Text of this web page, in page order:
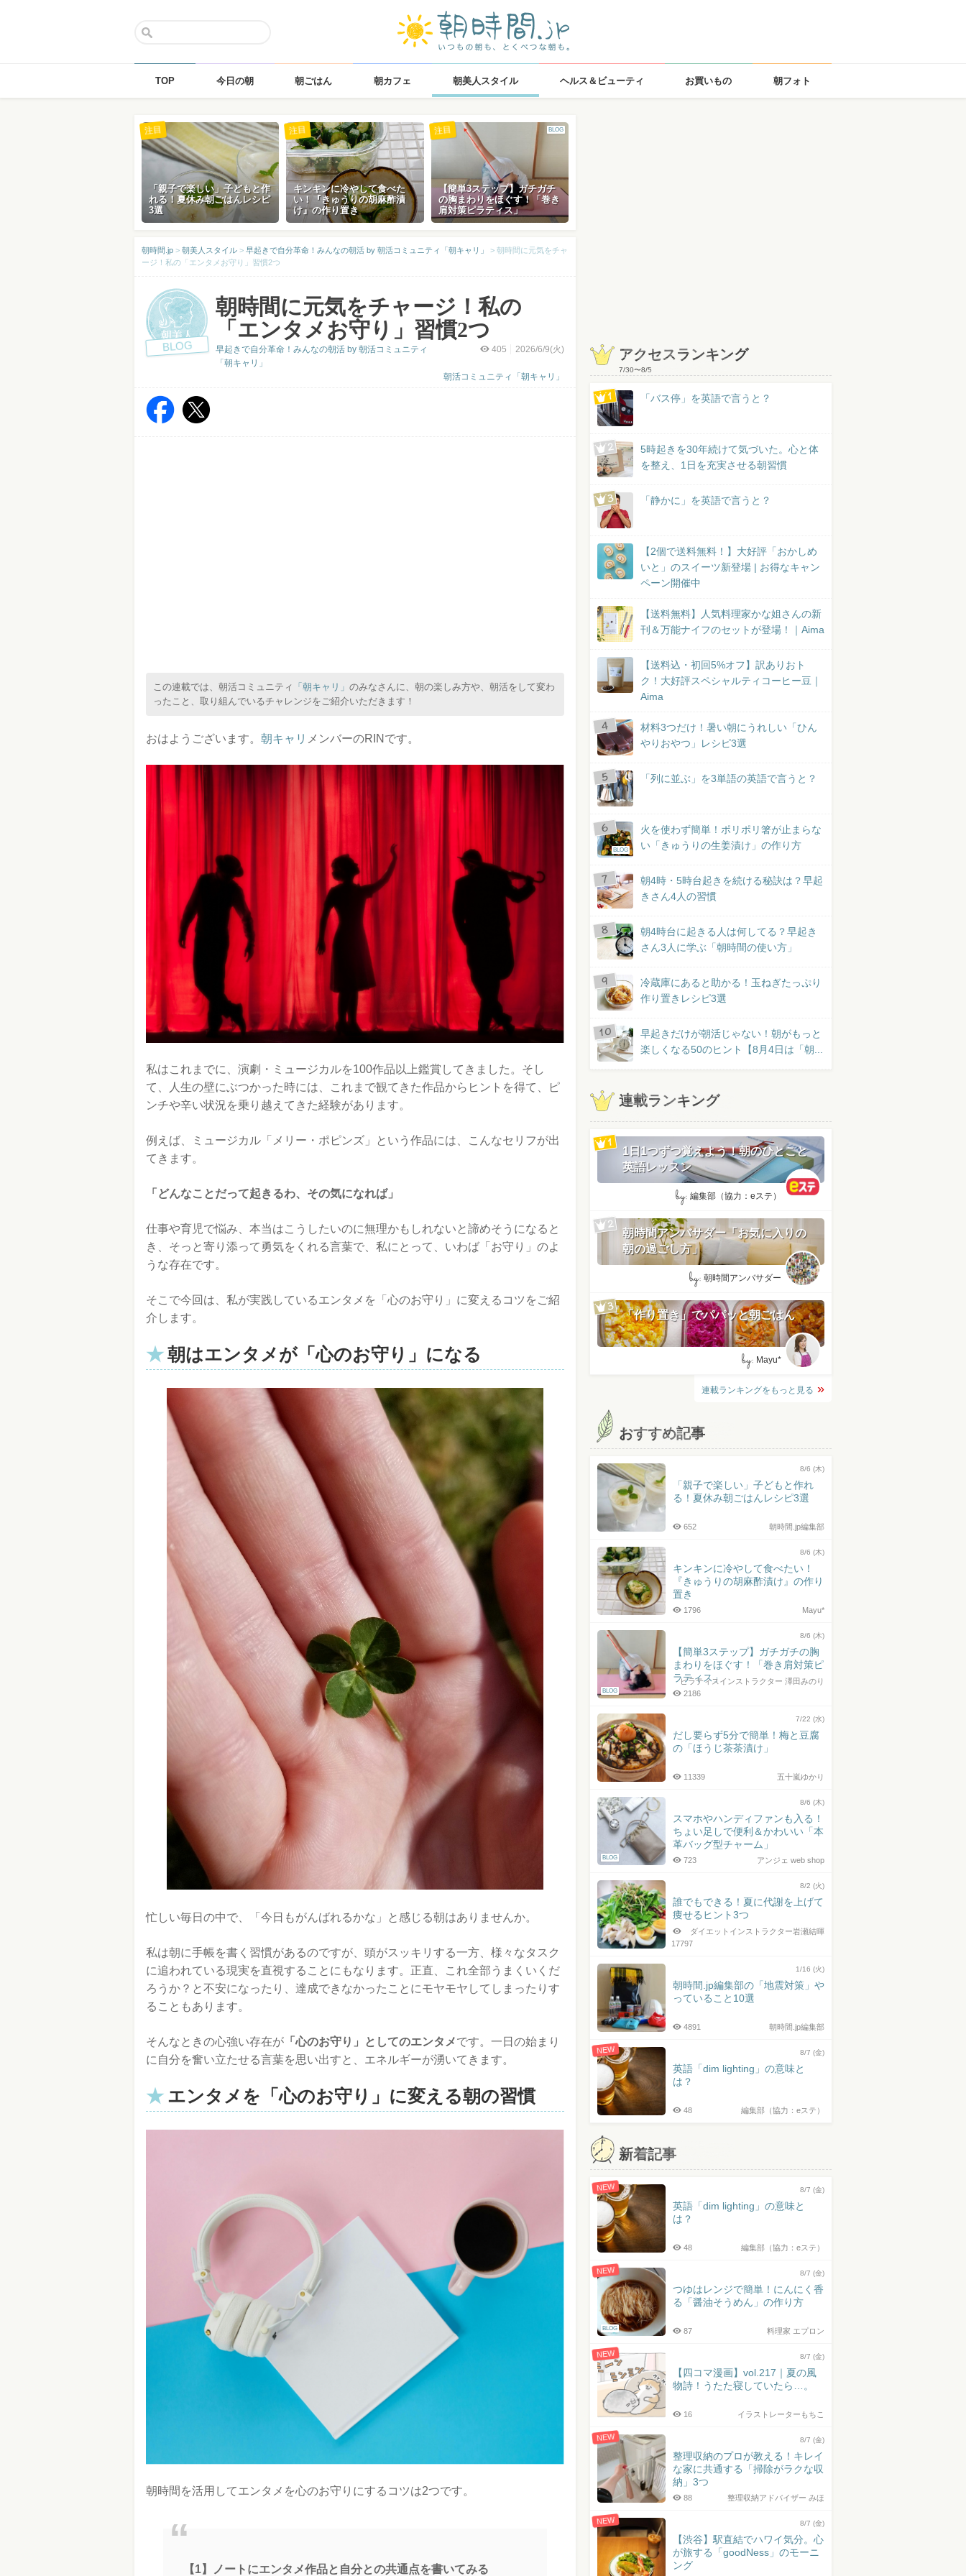
TOP 今日の朝 朝ごはん 朝カフェ 朝美人スタイル ヘルス＆ビューティ お買いもの 朝フォト
「親子で楽しい」子どもと作
れる！夏休み朝ごはんレシピ
3選
注目
キンキンに冷やして食べた
い！『きゅうりの胡麻酢漬
け』の作り置き
注目 BLOG
【簡単3ステップ】ガチガチ
の胸まわりをほぐす！「巻き
肩対策ピラティス」
注目
朝時間.jp > 朝美人スタイル > 早起きで自分革命！みんなの朝活 by 朝活コミュニティ「朝キャリ」 > 朝時間に元気をチャ
ージ！私の「エンタメお守り」習慣2つ
BLOG
朝時間に元気をチャージ！私の
「エンタメお守り」習慣2つ
405 2026/6/9(火)
朝活コミュニティ「朝キャリ」
早起きで自分革命！みんなの朝活 by 朝活コミュニティ
「朝キャリ」
この連載では、朝活コミュニティ 「朝キャリ」 のみなさんに、朝の楽しみ方や、朝活をして変わ
ったこと、取り組んでいるチャレンジをご紹介いただきます！
おはようございます。 朝キャリ メンバーのRINです。
私はこれまでに、演劇・ミュージカルを100作品以上鑑賞してきました。そし
て、人生の壁にぶつかった時には、これまで観てきた作品からヒントを得て、ピ
ンチや辛い状況を乗り越えてきた経験があります。
例えば、ミュージカル「メリー・ポピンズ」という作品には、こんなセリフが出
てきます。
「どんなことだって起きるわ、その気になれば」
仕事や育児で悩み、本当はこうしたいのに無理かもしれないと諦めそうになると
き、そっと寄り添って勇気をくれる言葉で、私にとって、いわば「お守り」のよ
うな存在です。
そこで今回は、私が実践しているエンタメを「心のお守り」に変えるコツをご紹
介します。
朝はエンタメが「心のお守り」になる
忙しい毎日の中で、「今日もがんばれるかな」と感じる朝はありませんか。
私は朝に手帳を書く習慣があるのですが、頭がスッキリする一方、様々なタスク
に追われている現実を直視することにもなります。正直、これ全部うまくいくだ
ろうか？と不安になったり、達成できなかったことにモヤモヤしてしまったりす
ることもあります。
そんなときの心強い存在が 「心のお守り」としてのエンタメです。一日の始まり
に自分を奮い立たせる言葉を思い出すと、エネルギーが湧いてきます。
エンタメを「心のお守り」に変える朝の習慣
朝時間を活用してエンタメを心のお守りにするコツは2つです。
【1】ノートにエンタメ作品と自分との共通点を書いてみる
アクセスランキング
7/30〜8/5
「バス停」を英語で言うと？
5時起きを30年続けて気づいた。心と体
を整え、1日を充実させる朝習慣
「静かに」を英語で言うと？
【2個で送料無料！】大好評「おかしめ
いと」のスイーツ新登場 | お得なキャン
ペーン開催中
【送料無料】人気料理家かな姐さんの新
刊＆万能ナイフのセットが登場！｜Aima
【送料込・初回5%オフ】訳ありおト
ク！大好評スペシャルティコーヒー豆｜
Aima
材料3つだけ！暑い朝にうれしい「ひん
やりおやつ」レシピ3選
「列に並ぶ」を3単語の英語で言うと？
BLOG
火を使わず簡単！ポリポリ箸が止まらな
い「きゅうりの生姜漬け」の作り方
朝4時・5時台起きを続ける秘訣は？早起
きさん4人の習慣
朝4時台に起きる人は何してる？早起き
さん3人に学ぶ「朝時間の使い方」
冷蔵庫にあると助かる！玉ねぎたっぷり
作り置きレシピ3選
早起きだけが朝活じゃない！朝がもっと
楽しくなる50のヒント【8月4日は「朝...
連載ランキング
1日1つずつ覚えよう！朝のひとこと
英語レッスン
by: 編集部（協力：eステ）
朝時間アンバサダー「お気に入りの
朝の過ごし方」
by: 朝時間アンバサダー
「作り置き」でパパッと朝ごはん
by: Mayu*
連載ランキングをもっと見る
おすすめ記事
8/6 (木)
「親子で楽しい」子どもと作れ
る！夏休み朝ごはんレシピ3選
朝時間.jp編集部
652
8/6 (木)
キンキンに冷やして食べたい！
『きゅうりの胡麻酢漬け』の作り
置き
Mayu*
1796
BLOG
8/6 (木)
【簡単3ステップ】ガチガチの胸
まわりをほぐす！「巻き肩対策ピ
ラティス」
ピラティスインストラクター 澤田みのり
2186
7/22 (水)
だし要らず5分で簡単！梅と豆腐
の「ほうじ茶茶漬け」
五十嵐ゆかり
11339
BLOG
8/6 (木)
スマホやハンディファンも入る！
ちょい足しで便利＆かわいい「本
革バッグ型チャーム」
アンジェ web shop
723
8/2 (火)
誰でもできる！夏に代謝を上げて
痩せるヒント3つ
ダイエットインストラクター岩瀬結暉
17797
1/16 (火)
朝時間.jp編集部の「地震対策」や
っていること10選
朝時間.jp編集部
4891
NEW 8/7 (金)
英語「dim lighting」の意味と
は？
編集部（協力：eステ）
48
新着記事
NEW 8/7 (金)
英語「dim lighting」の意味と
は？
編集部（協力：eステ）
48
NEW
BLOG
8/7 (金)
つゆはレンジで簡単！にんにく香
る「醤油そうめん」の作り方
料理家 エプロン
87
NEW 8/7 (金)
【四コマ漫画】vol.217｜夏の風
物詩！うたた寝していたら…。
イラストレーターもちこ
16
NEW 8/7 (金)
整理収納のプロが教える！キレイ
な家に共通する「掃除がラクな収
納」3つ
整理収納アドバイザー みほ
88
NEW 8/7 (金)
【渋谷】駅直結でハワイ気分。心
が旅する「goodNess」のモーニ
ング